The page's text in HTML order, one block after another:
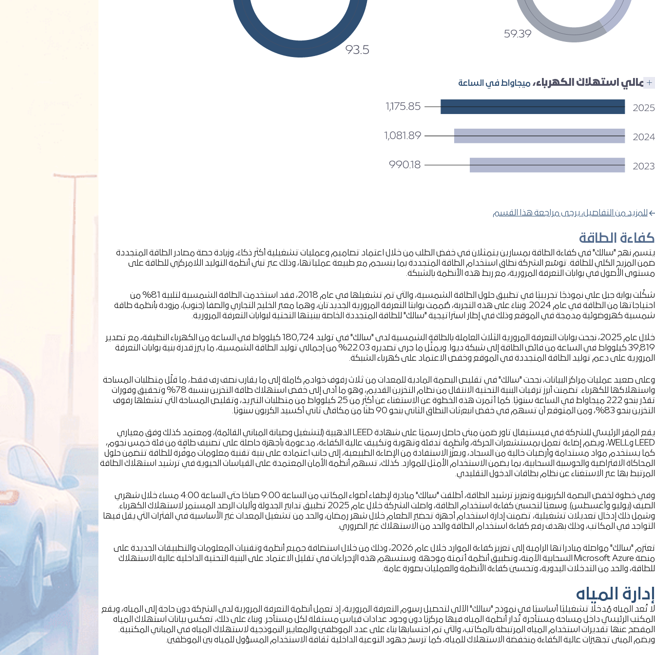
إجمالي استهلاك الكهرباء، ميجاواط في الساعة
للمزيد من التفاصيل، يرجى مراجعة هذا القسم
كفاءة الطاقة
يتسم نهج "سالك" في كفاءة الطاقة بمسارين يتمثلان في خفض الطلب من خلال اعتماد تصاميم وعمليات تشغيلية أكثر ذكاءً، وزيادة حصة مصادر الطاقة المتجددة
ضمن المزيج الكلي للطاقة. توسّع الشركة نطاق استخدام الطاقة المتجددة بما ينسجم مع طبيعة عملياتها، وذلك عبر تبني أنظمة التوليد اللامركزي للطاقة على
مستوى الأصول في بوابات التعرفة المرورية، مع ربط هذه الأنظمة بالشبكة.
شكّلت بوابة جبل علي نموذجًا تجريبيًا في تطبيق حلول الطاقة الشمسية، والتي تم تشغيلها في عام 2018، فقد استخدمت الطاقة الشمسية لتلبية 81% من
احتياجاتها من الطاقة في عام 2024. وبناءً على هذه التجربة، صُممت بوابتا التعرفة المرورية الجديدتان، وهما معبر الخليج التجاري والصفا (جنوب)، مزودة بأنظمة طاقة
شمسية كهروضوئية مدمجة في الموقع وذلك في إطار استراتيجية "سالك" للطاقة المتجددة الخاصة ببنيتها التحتية لبوابات التعرفة المرورية.
خلال عام 2025، نجحت بوابات التعرفة المرورية الثلاث العاملة بالطاقة الشمسية لدى "سالك" في توليد 180,724 كيلوواط في الساعة من الكهرباء النظيفة، مع تصدير
39,819 كيلوواط في الساعة من فائض الطاقة إلى شبكة ديوا. ويمثّل ما جرى تصديره 22.03% من إجمالي توليد الطاقة الشمسية، ما يبرز قدرة بنية بوابات التعرفة
المرورية على دعم توليد الطاقة المتجددة في الموقع وخفض الاعتماد على كهرباء الشبكة.
وعلى صعيد عمليات مراكز البيانات، نجحت "سالك" في تقليص البصمة المادية للمعدات من ثلاث رفوف خوادم كاملة إلى ما يقارب نصف رف فقط، ما قلّل متطلبات المساحة
واستهلاكها للكهرباء. تضمنت أبرز ترقيات البنية التحتية الانتقال من نظام التخزين القديم، وهو ما أدى إلى خفض استهلاك طاقة التخزين بنسبة 78% وتحقيق وفورات
تقدّر بنحو 222 ميجاواط في الساعة سنويًا. كما أثمرت هذه الخطوة عن الاستغناء عن أكثر من 25 كيلوواط من متطلبات التبريد، وتقليص المساحة التي تشغلها رفوف
التخزين بنحو 83%، ومن المتوقع أن تسهم في خفض انبع
اثات النطاق الثاني بنحو 90 طنًا من مكافئ ثاني أكسيد الكربون سنويًا.
يقع المقر الرئيسي للشركة في فيستيفال تاور ضمن مبنى حاصل رسميًا على شهادة LEED الذهبية (لتشغيل وصيانة المباني القائمة)، ومعتمد كذلك وفق معياري
LEED وWELL، ويضم إضاءة تعمل بمستشعرات الحركة، وأنظمة تدفئة وتهوية وتكييف عالية الكفاءة، مدعومة بأجهزة حاصلة على تصنيف طاقة من فئة خمس نجوم،
كما يستخدم مواد مستدامة وأرضيات خالية من السجاد، ويعزّز الاستفادة من الإضاءة الطبيعية، إلى جانب اعتماده على بنية تقنية معلومات موفّرة للطاقة تتضمن حلول
المحاكاة الافتراضية والحوسبة السحابية، بما يضمن الاستخدام الأمثل للموارد. كذلك، تسهم أنظمة الأمان المعتمدة على القياسات الحيوية في ترشيد استهلاك الطاقة
المرتبط بها عبر الاستغناء عن نظام بطاقات الدخول التقليدي.
وفي خطوة لخفض البصمة الكربونية وتعزيز ترشيد الطاقة، أطلقت "سالك" مبادرة لإطفاء أضواء المكاتب من الساعة 9:00 صباحًا حتى الساعة 4:00 مساءً خلال شهري
الصيف (يوليو وأغسطس). وسعيًا لتحسين كفاءة استخدام الطاقة، واصلت الشركة خلال عام 2025 تطبيق تدابير الجدولة وآليات الرصد المستمر لاستهلاك الكهرباء.
وشمل ذلك إدخال تعديلات تشغيلية، تضمنت إدارة استخدام أجهزة تحضير الطعام خلال شهر رمضان، والحد من تشغيل المعدات غير الأساسية في الفترات التي يقل فيها
التواجد في المكاتب، وذلك بهدف رفع كفاءة استخدام الطاقة والحد من الاستهلاك غير الضروري.
تعتزم "سالك" مواصلة مبادراتها الرامية إلى تعزيز كفاءة الموارد خلال عام 2026، وذلك من خلال استضافة جميع أنظمة وتقنيات المعلومات والتطبيقات الجديدة على
منصة Microsoft Azure السحابية الآمنة، وتطبيق أنظمة أتمتة موجهة. وستسهم هذه الإجراءات في تقليل الاعتماد على البنية التحتية الداخلية عالية الاستهلاك
للطاقة، والحد من التدخلات اليدوية، وتحسين كفاءة الأنظمة والعمليات بصورة عامة.
إدارة المياه
لا تُعد المياه مُدخلًا تشغيليًا أساسيًا في نموذج "سالك" الآلي لتحصيل رسوم التعرفة المرورية، إذ تعمل أنظمة التعرفة المرورية لدى الشركة دون حاجة إلى المياه، ويقع
المكتب الرئيسي داخل مساحة مستأجرة تُدار أنظمة المياه فيها مركزيًا دون وجود عدادات قياس مستقلة لكل مستأجر. وبناءً على ذلك، تعكس بيانات استهلاك المياه
المفصح عنها تقديرات استخدام المياه المرتبطة بالمكاتب، والتي تم احتسابها بناءً على عدد الموظفين والمعايير النموذجية لاستهلاك المياه في المباني المكتبية.
ويضم المبنى تجهيزات عالية الكفاءة منخفضة الاستهلاك للمياه، كما ترسخ جهود التوعية الداخلية ثقافة الاستخدام المسؤول للمياه بين الموظفين.